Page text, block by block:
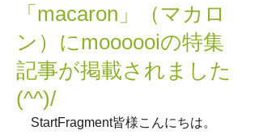
「macaron」（マカロ
ン）にmoooooiの特集
記事が掲載されました
(^^)/
StartFragment皆様こんにちは。